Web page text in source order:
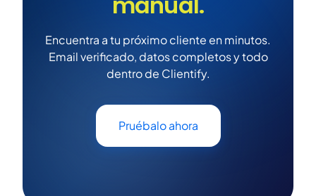
Encuentra a tu próximo cliente en minutos.
Email verificado, datos completos y todo
dentro de Clientify.
Pruébalo ahora